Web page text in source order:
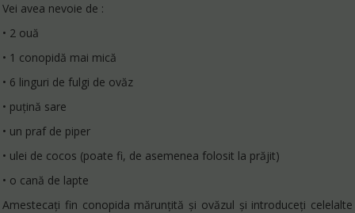
Vei avea nevoie de :
• 2 ouă
• 1 conopidă mai mică
• 6 linguri de fulgi de ovăz
• puțină sare
• un praf de piper
• ulei de cocos (poate fi, de asemenea folosit la prăjit)
• o cană de lapte
Amestecați fin conopida mărunțită și ovăzul și introduceți celelalte